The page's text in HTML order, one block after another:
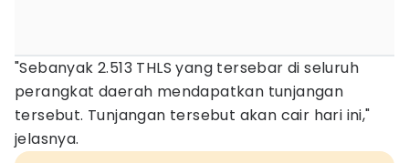
"Sebanyak 2.513 THLS yang tersebar di seluruh
perangkat daerah mendapatkan tunjangan
tersebut. Tunjangan tersebut akan cair hari ini,"
jelasnya.